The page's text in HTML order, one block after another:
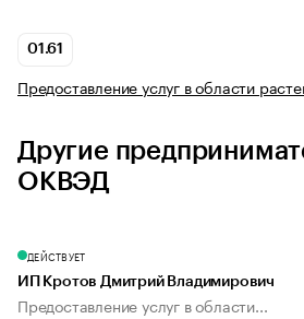
01.61
Предоставление услуг в области
Другие
ОКВЭД
ДЕЙСТВУЕТ
ИП Кротов Дмитрий Владимирович
Предоставление услуг в области...